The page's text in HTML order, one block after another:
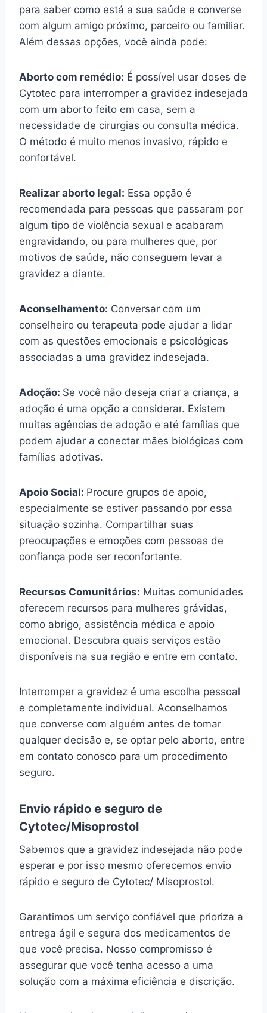
para saber como está a sua saúde e converse
com algum amigo próximo, parceiro ou familiar.
Além dessas opções, você ainda pode:
Aborto com remédio: É possível usar doses de
Cytotec para interromper a gravidez indesejada
com um aborto feito em casa, sem a
necessidade de cirurgias ou consulta médica.
O método é muito menos invasivo, rápido e
confortável.
Realizar aborto legal: Essa opção é
recomendada para pessoas que passaram por
algum tipo de violência sexual e acabaram
engravidando, ou para mulheres que, por
motivos de saúde, não conseguem levar a
gravidez a diante.
Aconselhamento: Conversar com um
conselheiro ou terapeuta pode ajudar a lidar
com as questões emocionais e psicológicas
associadas a uma gravidez indesejada.
Adoção: Se você não deseja criar a criança, a
adoção é uma opção a considerar. Existem
muitas agências de adoção e até famílias que
podem ajudar a conectar mães biológicas com
famílias adotivas.
Apoio Social: Procure grupos de apoio,
especialmente se estiver passando por essa
situação sozinha. Compartilhar suas
preocupações e emoções com pessoas de
confiança pode ser reconfortante.
Recursos Comunitários: Muitas comunidades
oferecem recursos para mulheres grávidas,
como abrigo, assistência médica e apoio
emocional. Descubra quais serviços estão
disponíveis na sua região e entre em contato.
Interromper a gravidez é uma escolha pessoal
e completamente individual. Aconselhamos
que converse com alguém antes de tomar
qualquer decisão e, se optar pelo aborto, entre
em contato conosco para um procedimento
seguro.
Envio rápido e seguro de
Cytotec/Misoprostol
Sabemos que a gravidez indesejada não pode
esperar e por isso mesmo oferecemos envio
rápido e seguro de Cytotec/ Misoprostol.
Garantimos um serviço confiável que prioriza a
entrega ágil e segura dos medicamentos de
que você precisa. Nosso compromisso é
assegurar que você tenha acesso a uma
solução com a máxima eficiência e discrição.